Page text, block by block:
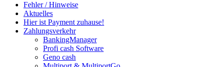
Fehler / Hinweise
Aktuelles
Hier ist Payment zuhause!
Zahlungsverkehr
BankingManager
Profi cash Software
Geno cash